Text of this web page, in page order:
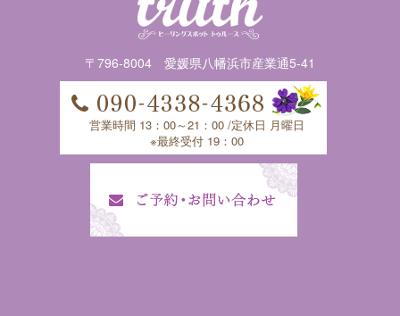
〒796-8004 愛媛県八幡浜市産業通5-41
営業時間 13：00～21：00 /定休日 月曜日
※最終受付 19：00